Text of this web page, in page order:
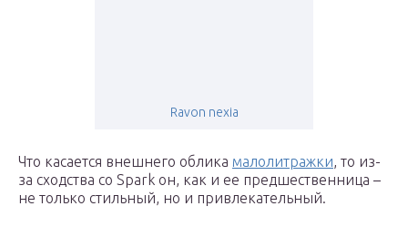
Ravon nexia
Что касается внешнего облика малолитражки, то из-
за сходства со Spark он, как и ее предшественница –
не только стильный, но и привлекательный.